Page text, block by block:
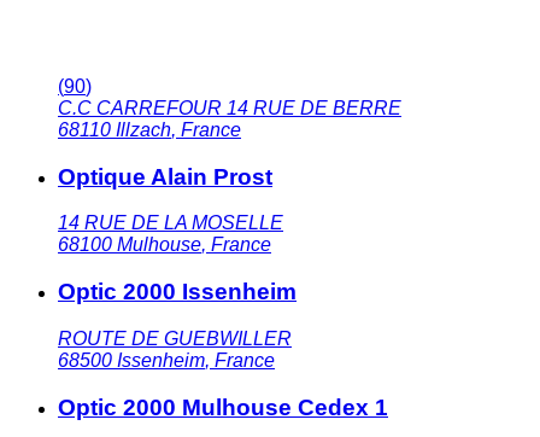
(90)
C.C CARREFOUR 14 RUE DE BERRE
68110 Illzach, France
Optique Alain Prost
14 RUE DE LA MOSELLE
68100 Mulhouse, France
Optic 2000 Issenheim
ROUTE DE GUEBWILLER
68500 Issenheim, France
Optic 2000 Mulhouse Cedex 1